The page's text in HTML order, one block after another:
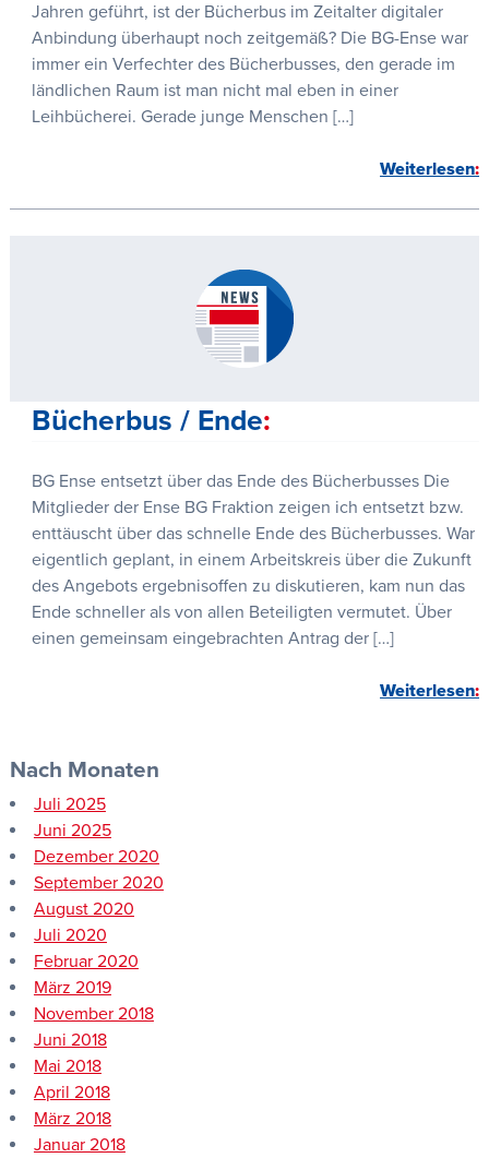
Jahren geführt, ist der Bücherbus im Zeitalter digitaler
Anbindung überhaupt noch zeitgemäß? Die BG-Ense war
immer ein Verfechter des Bücherbusses, den gerade im
ländlichen Raum ist man nicht mal eben in einer
Leihbücherei. Gerade junge Menschen […]
Weiterlesen
Bücherbus / Ende
BG Ense entsetzt über das Ende des Bücherbusses Die
Mitglieder der Ense BG Fraktion zeigen ich entsetzt bzw.
enttäuscht über das schnelle Ende des Bücherbusses. War
eigentlich geplant, in einem Arbeitskreis über die Zukunft
des Angebots ergebnisoffen zu diskutieren, kam nun das
Ende schneller als von allen Beteiligten vermutet. Über
einen gemeinsam eingebrachten Antrag der […]
Weiterlesen
Nach Monaten
Juli 2025
Juni 2025
Dezember 2020
September 2020
August 2020
Juli 2020
Februar 2020
März 2019
November 2018
Juni 2018
Mai 2018
April 2018
März 2018
Januar 2018